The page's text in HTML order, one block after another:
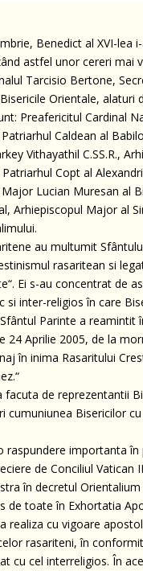
Benedict al XVI-
astfel unor cereri mai
Tarcisio Bertone,
Orientale,
Preafericitul Cardinal
Caldean al
Vithayathil C.SS.R.,
Copt al
Lucian Muresan al
Arhiepiscopul Major al
au multumit
rasaritean si
Ei s-au concentrat de
inter-religios în care
Parinte a reamintit
24 Aprilie 2005, de la
în inima Rasaritului
de reprezentantii
cumuniunea Bisericilor
raspundere importanta
de Conciliul
în decretul
de toate în Exhortatia
realiza cu vigoare
rasariteni, în
cu cel interreligios. În